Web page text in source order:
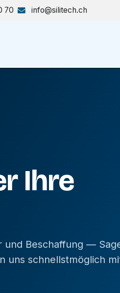
70 info@silitech.ch
Ihre
und Beschaffung —
uns schnellstmöglich